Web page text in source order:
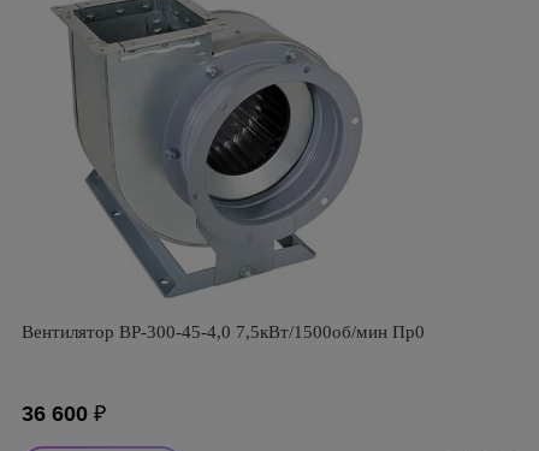
Вентилятор ВР-300-45-4,0 7,5кВт/1500об/мин Пр0
36 600 ₽